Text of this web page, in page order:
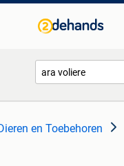
en Toebehoren